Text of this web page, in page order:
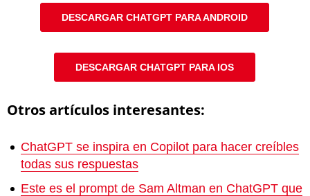
DESCARGAR CHATGPT PARA ANDROID
DESCARGAR CHATGPT PARA IOS
Otros artículos interesantes:
ChatGPT se inspira en Copilot para hacer creíbles
todas sus respuestas
Este es el prompt de Sam Altman en ChatGPT que